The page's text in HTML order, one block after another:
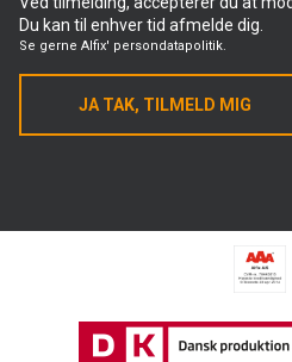
Du kan til enhver tid afmelde dig.
Se gerne Alfix' persondatapolitik.
JA TAK, TILMELD MIG